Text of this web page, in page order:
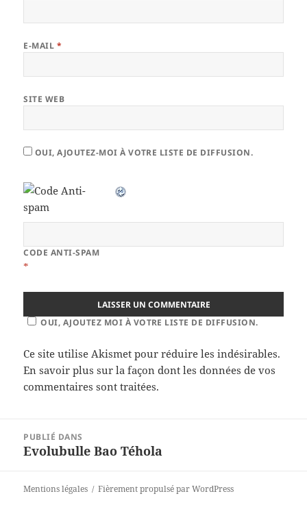
E-MAIL *
SITE WEB
OUI, AJOUTEZ-MOI À VOTRE LISTE DE DIFFUSION.
CODE ANTI-SPAM
*
OUI, AJOUTEZ MOI À VOTRE LISTE DE DIFFUSION.
Ce site utilise Akismet pour réduire les indésirables.
En savoir plus sur la façon dont les données de vos
commentaires sont traitées.
l’article
PUBLIÉ DANS
Evolubulle Bao Téhola
Mentions légales Fièrement propulsé par WordPress